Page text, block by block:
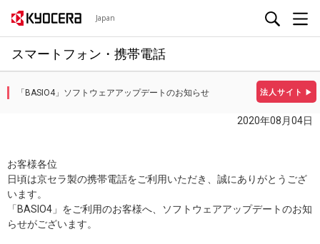
Japan
スマートフォン・携帯電話
法人サイト ▶
「BASIO4」ソフトウェアアップデートのお知らせ
2020年08月04日
お客様各位
日頃は京セラ製の携帯電話をご利用いただき、誠にありがとうござ
います。
「BASIO4」をご利用のお客様へ、ソフトウェアアップデートのお知
らせがございます。